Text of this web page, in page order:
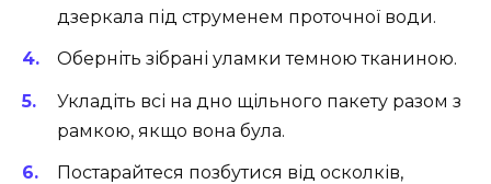
дзеркала під струменем проточної води.
Оберніть зібрані уламки темною тканиною.
Укладіть всі на дно щільного пакету разом з
рамкою, якщо вона була.
Постарайтеся позбутися від осколків,